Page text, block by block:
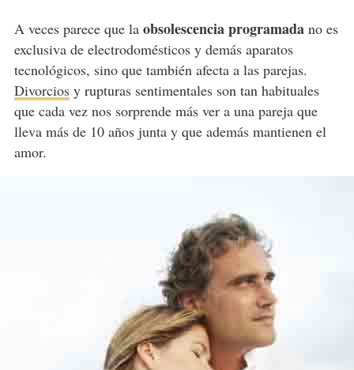
A veces parece que la obsolescencia programadano es
exclusiva de electrodomésticos y demás aparatos
tecnológicos, sino que también afecta a las parejas.
Divorciosy rupturas sentimentales son tan habituales
que cada vez nos sorprende más ver a una pareja que
lleva más de 10 años junta y que además mantienen el
amor.